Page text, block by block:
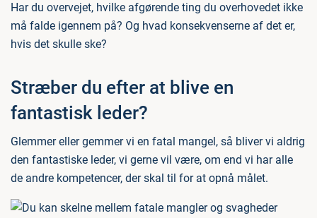
Har du overvejet, hvilke afgørende ting du overhovedet ikke
må falde igennem på? Og hvad konsekvenserne af det er,
hvis det skulle ske?
Stræber du efter at blive en
fantastisk leder?
Glemmer eller gemmer vi en fatal mangel, så bliver vi aldrig
den fantastiske leder, vi gerne vil være, om end vi har alle
de andre kompetencer, der skal til for at opnå målet.